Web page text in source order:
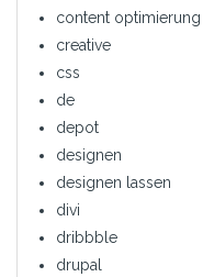
content optimierung
creative
css
de
depot
designen
designen lassen
divi
dribbble
drupal